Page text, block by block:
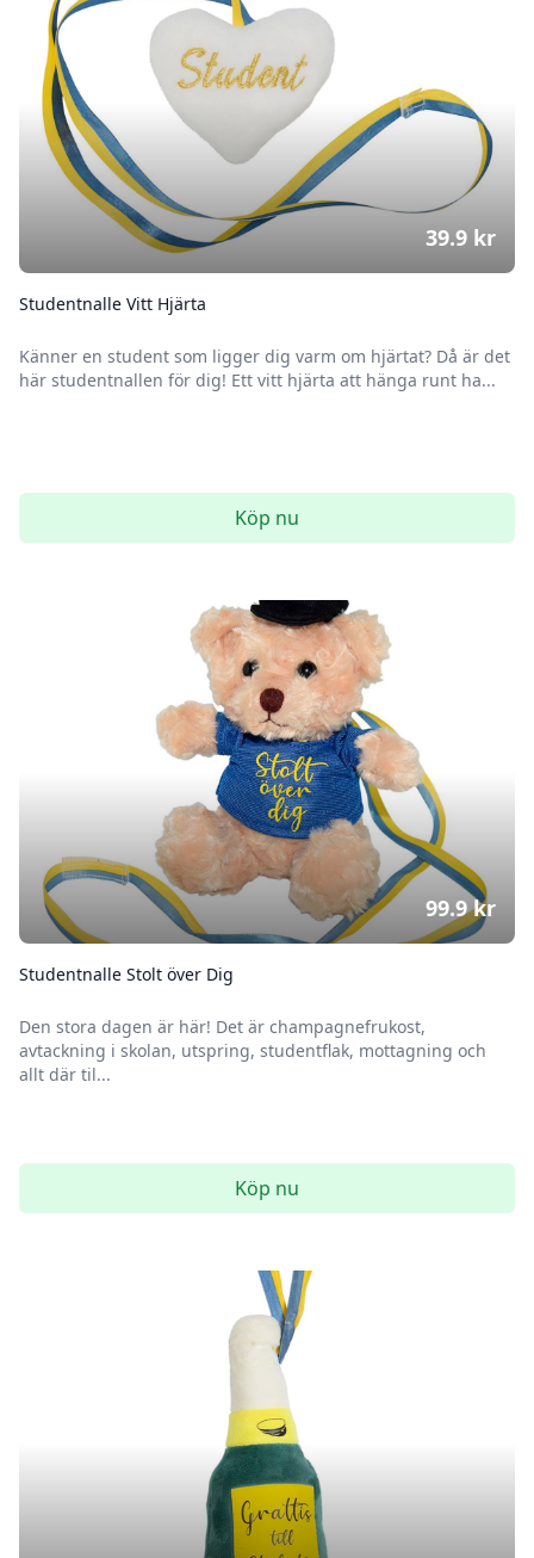
Studentnalle Vitt Hjärta
Känner en student som ligger dig varm om hjärtat? Då är det
här studentnallen för dig! Ett vitt hjärta att hänga runt ha...
39.9 kr
Köp nu
Studentnalle Stolt över Dig
Den stora dagen är här! Det är champagnefrukost,
avtackning i skolan, utspring, studentflak, mottagning och
allt där til...
99.9kr
Köp nu